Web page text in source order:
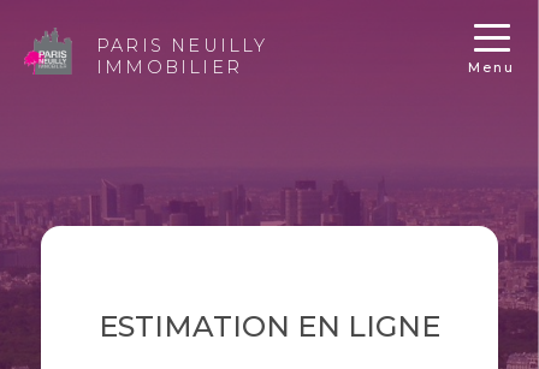
PARIS NEUILLY
IMMOBILIER
Menu
ESTIMATION EN LIGNE